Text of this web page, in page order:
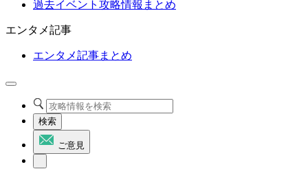
過去イベント攻略情報まとめ
エンタメ記事
エンタメ記事まとめ
検索
ご意見